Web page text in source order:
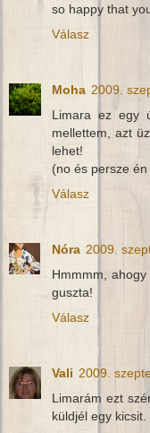
so happy that
Válasz
Moha 2009.
Limara ez egy
mellettem, azt
lehet!
(no és persze
Válasz
Nóra 2009.
Hmmmm,
guszta!
Válasz
Vali 2009.
Limarám ezt
küldjél egy kicsit.